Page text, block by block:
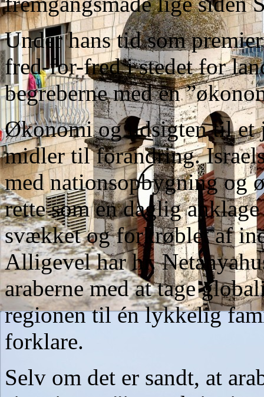
Under hans tid som
fred-for-fred i stedet for
begreberne med en
Økonomi og udsigten til
midler til forandring.
med nationsopbygning og
rette som en daglig
svækket og forkrøblet af
Alligevel har hr.
araberne med at tage
regionen til én lykkelig
forklare.
Selv om det er sandt, at